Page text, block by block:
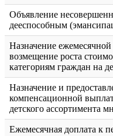
Объявление
дееспособным
Назначение
возмещение роста
категориям граждан на
Назначение и
компенсационной
детского ассортимента
Ежемесячная доплата к